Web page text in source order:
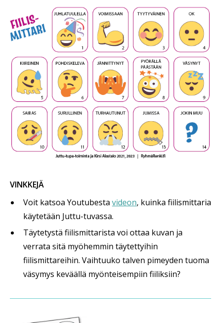
VINKKEJÄ
Voit katsoa Youtubesta videon, kuinka fiilismittaria
käytetään Juttu-tuvassa.
Täytetystä fiilismittarista voi ottaa kuvan ja
verrata sitä myöhemmin täytettyihin
fiilismittareihin. Vaihtuuko talven pimeyden tuoma
väsymys keväällä myönteisempiin fiiliksiin?